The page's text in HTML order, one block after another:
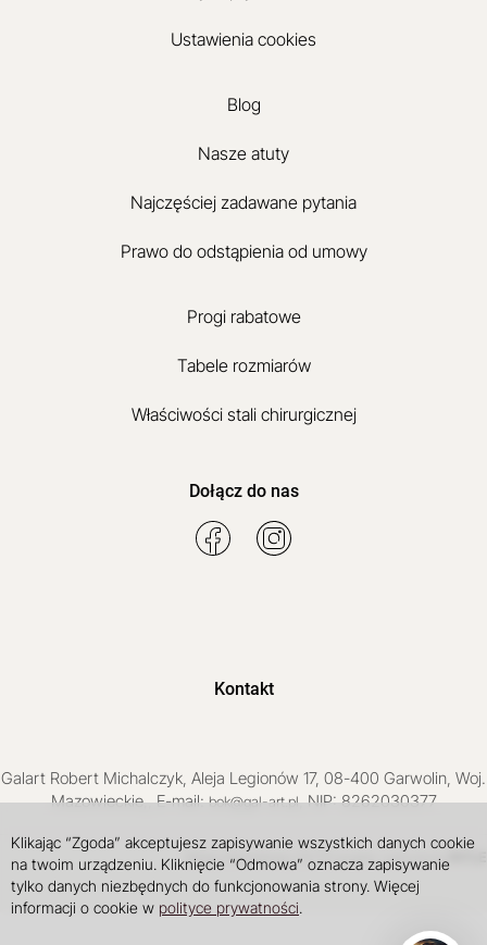
Ustawienia cookies
Blog
Nasze atuty
Najczęściej zadawane pytania
Prawo do odstąpienia od umowy
Progi rabatowe
Tabele rozmiarów
Właściwości stali chirurgicznej
Dołącz do nas
Kontakt
Galart Robert Michalczyk, Aleja Legionów 17, 08-400 Garwolin, Woj.
Mazowieckie,, E-mail:bok@gal-art.pl, NIP: 8262030377
Sklep internetowy SOTE projekt i wdrożenie
Klikając “Zgoda” akceptujesz zapisywanie wszystkich danych cookie
na twoim urządzeniu. Kliknięcie “Odmowa” oznacza zapisywanie
tylko danych niezbędnych do funkcjonowania strony. Więcej
informacji o cookie w polityce prywatności.